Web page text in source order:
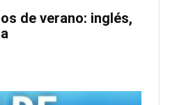
de verano: inglés,